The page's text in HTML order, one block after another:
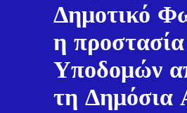
Δημοτικό
η
Υποδομών
τη Δημόσια